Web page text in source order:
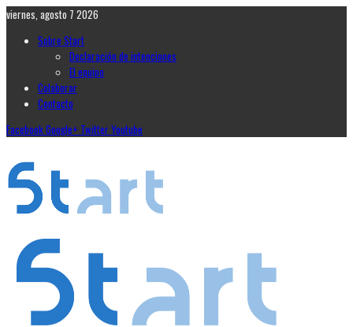
viernes, agosto 7 2026
Sobre Start
Declaración de intenciones
El equipo
Colaborar
Contacto
FacebookGoogle+ TwitterYoutube